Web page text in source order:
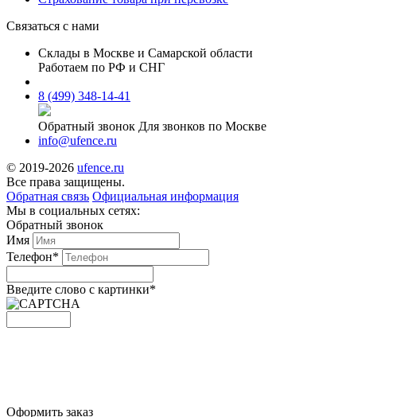
Связаться с нами
Склады в Москве и Самарской области
Работаем по РФ и СНГ
8 (499) 348-14-41
Обратный звонок Для звонков по Москве
info@ufence.ru
© 2019-2026 ufence.ru
Все права защищены.
Обратная связь Официальная информация
Мы в социальных сетях:
Обратный звонок
Имя
Телефон*
Введите слово c картинки*
Оформить заказ